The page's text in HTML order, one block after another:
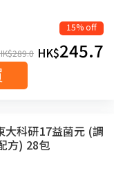
15% off
289.0 HK$245.7
大科研17益菌元 (調
方) 28包